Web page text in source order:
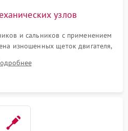
узлов
и сальников с применением
изношенных щеток двигателя,
резиновой манжеты.